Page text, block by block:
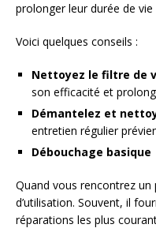
prolonger leur durée de
Voici quelques conseils :
Nettoyez le filtre de
son efficacité et
Démantelez et
entretien régulier
Débouchage basique
Quand vous rencontrez
d’utilisation. Souvent, il
réparations les plus